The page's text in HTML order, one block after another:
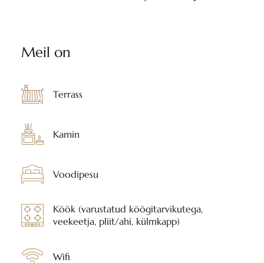
Meil on
Terrass
Kamin
Voodipesu
Köök (varustatud köögitarvikutega,
veekeetja, pliit/ahi, külmkapp)
Wifi